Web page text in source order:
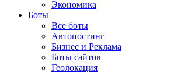
Экономика
Боты
Все боты
Автопостинг
Бизнес и Реклама
Боты сайтов
Геолокация